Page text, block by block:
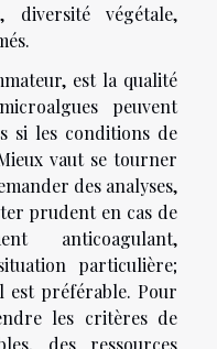
diversité végétale,
est la qualité
peuvent
si les conditions de
vaut se tourner
des analyses,
prudent en cas de
anticoagulant,
particulière;
est préférable. Pour
les critères de
des ressources